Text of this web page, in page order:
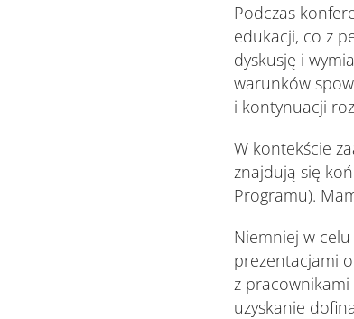
Podczas
edukacji, co z
dyskusję i
warunków
i kontynuacji
W kontekście
znajdują się
Programu).
Niemniej w
prezentacjami
z pracownikami
uzyskanie